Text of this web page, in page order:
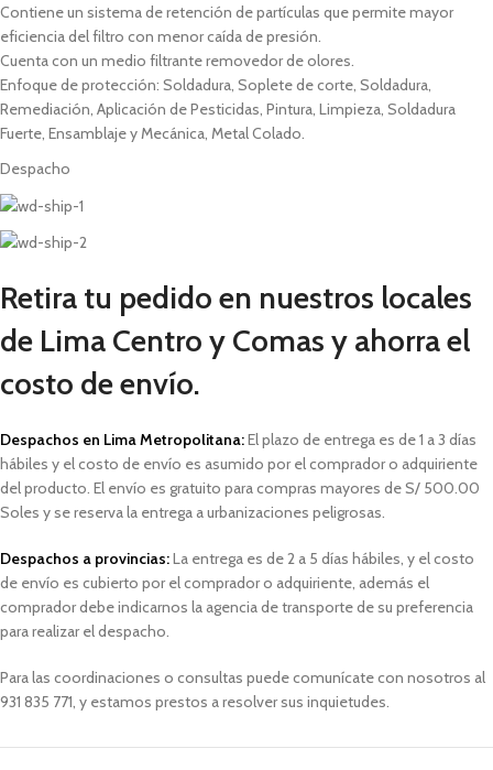
Contiene un sistema de retención de partículas que permite mayor
eficiencia del filtro con menor caída de presión.
Cuenta con un medio filtrante removedor de olores.
Enfoque de protección: Soldadura, Soplete de corte, Soldadura,
Remediación, Aplicación de Pesticidas, Pintura, Limpieza, Soldadura
Fuerte, Ensamblaje y Mecánica, Metal Colado.
Despacho
Retira tu pedido en nuestros locales
de Lima Centro y Comas y ahorra el
costo de envío.
Despachos en Lima Metropolitana:El plazo de entrega es de 1 a 3 días
hábiles y el costo de envío es asumido por el comprador o adquiriente
del producto. El envío es gratuito para compras mayores de S/ 500.00
Soles yse reserva la entrega a urbanizaciones peligrosas.
Despachos a provincias:La entrega es de 2 a 5 días hábiles, y el costo
de envío es cubierto por el comprador o adquiriente, además el
comprador debe indicarnos la agencia de transporte de su preferencia
para realizar el despacho.
Para las coordinaciones o consultas puede comunícate con nosotros al
931 835 771, y estamos prestos a resolver sus inquietudes.